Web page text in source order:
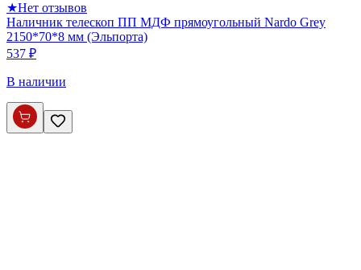
★Нет отзывов
Наличник телескоп ПП МДФ прямоугольный Nardo Grey
2150*70*8 мм (Эльпорта)
537 ₽
В наличии